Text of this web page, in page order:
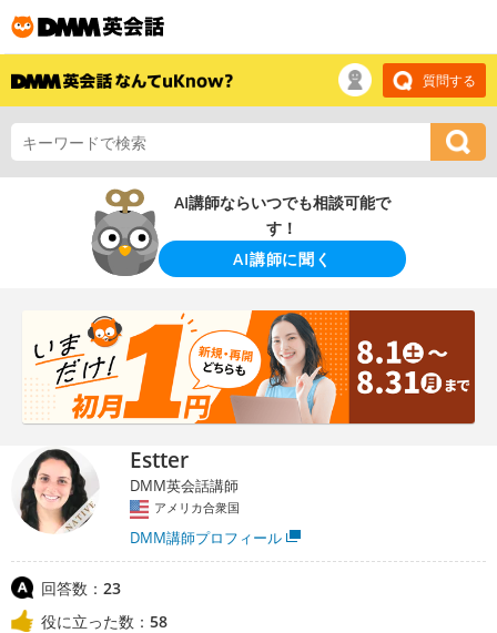
質問する
AI講師ならいつでも相談可能で
す！
AI講師に聞く
Estter
DMM英会話講師
アメリカ合衆国
DMM講師プロフィール
回答数： 23
役に立った数： 58